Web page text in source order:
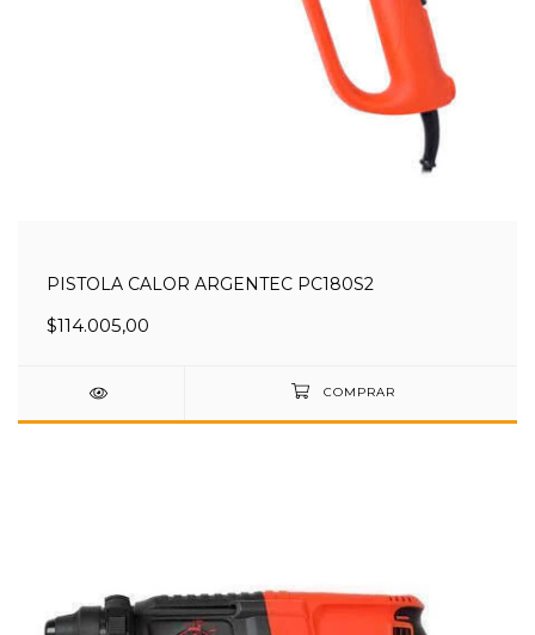
PISTOLA CALOR ARGENTEC PC180S2
$114.005,00